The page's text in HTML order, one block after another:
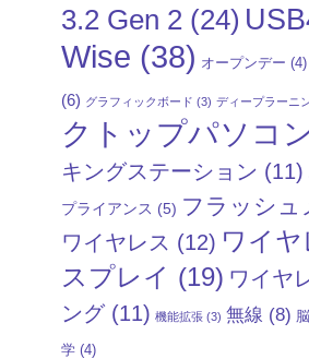
3.2 Gen 2 (24)
Wise (38) オープンデー (4)
(6) グラフィックボード (3) ディープラーニ
クトップパソコ
キングステーション (11)
プライアンス (5) フラッシュ
ワイヤレス (12) ワイヤ
スプレイ (19) ワイヤ
ング(11) 機能拡張 (3) 無線 (8)
学 (4)